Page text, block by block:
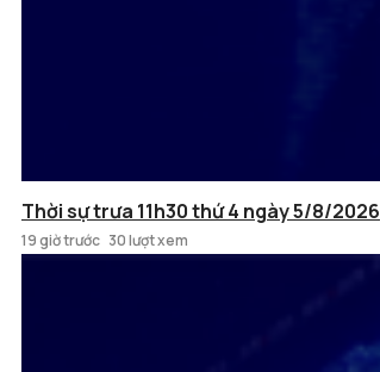
Thời sự trưa 11h30 thứ 4 ngày 5/8/2026
19 giờ trước 30 lượt xem